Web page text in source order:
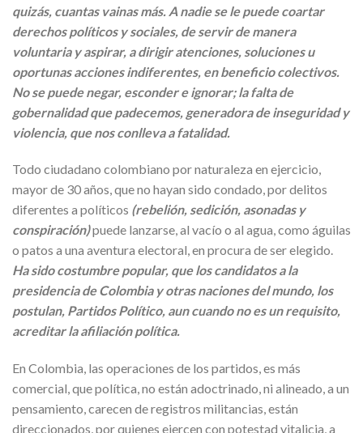
quizás, cuantas vainas más. A nadie se le puede coartar
derechos políticos y sociales, de servir de manera
voluntaria y aspirar, a dirigir atenciones, soluciones u
oportunas acciones indiferentes, en beneficio colectivos.
No se puede negar, esconder e ignorar; la falta de
gobernalidad que padecemos, generadora de inseguridad y
violencia, que nos conlleva a fatalidad.
Todo ciudadano colombiano por naturaleza en ejercicio,
mayor de 30 años, que no hayan sido condado, por delitos
diferentes a políticos (rebelión, sedición, asonadas y
conspiración)puede lanzarse, al vacío o al agua, como águilas
o patos a una aventura electoral, en procura de ser elegido.
Ha sido costumbre popular, que los candidatos a la
presidencia de Colombia y otras naciones del mundo, los
postulan, Partidos Político, aun cuando no es un requisito,
acreditar la afiliación política.
En Colombia, las operaciones de los partidos, es más
comercial, que política, no están adoctrinado, ni alineado, a un
pensamiento, carecen de registros militancias, están
direccionados, por quienes ejercen con potestad vitalicia, a